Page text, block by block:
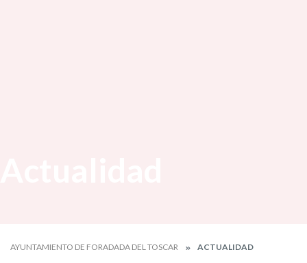
AYUNTAMIENTO DE FORADADA DEL TOSCAR ACTUALIDAD